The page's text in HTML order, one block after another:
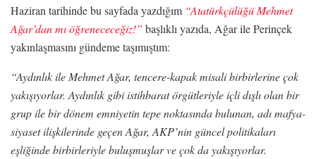
Haziran tarihinde bu sayfada yazdığım “Atatürkçülüğü Mehmet
Ağar’dan mı öğrenececeğiz!” başlıklı yazıda, Ağar ile Perinçek
yakınlaşmasını gündeme taşımıştım:
“Aydınlık ile Mehmet Ağar, tencere-kapak misali birbirlerine çok
yakışıyorlar. Aydınlık gibi istihbarat örgütleriyle içli dışlı olan bir
grup ile bir dönem emniyetin tepe noktasında bulunan, adı mafya-
siyaset ilişkilerinde geçen Ağar, AKP’nin güncel politikaları
eşliğinde birbirleriyle buluşmuşlar ve çok da yakışıyorlar.